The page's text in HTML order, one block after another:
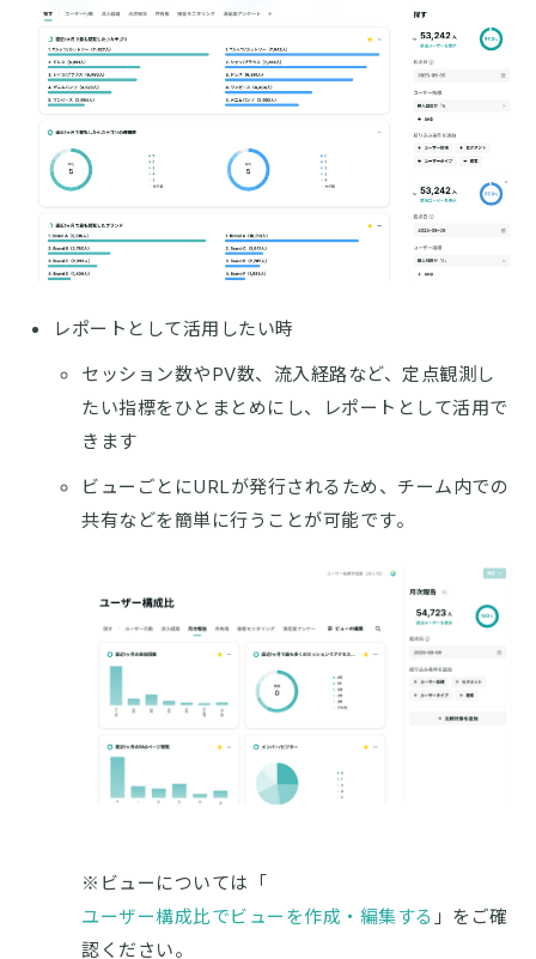
レポートとして活用したい時
セッション数やPV数、流入経路など、定点観測し
たい指標をひとまとめにし、レポートとして活用で
きます
ビューごとにURLが発行されるため、チーム内での
共有などを簡単に行うことが可能です。
※ビューについては「
ユーザー構成比でビューを作成・編集する 」をご確
認ください。